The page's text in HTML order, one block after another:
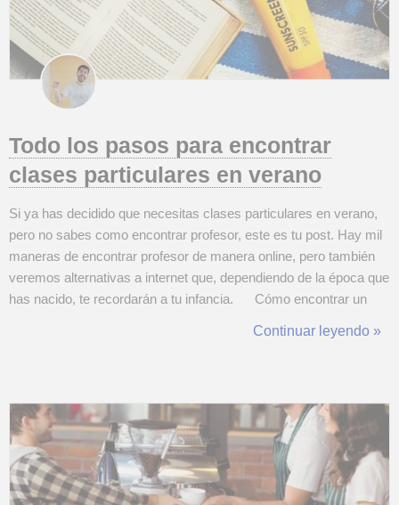
Todo los pasos para encontrar
clases particulares en verano
Si ya has decidido que necesitas clases particulares en verano,
pero no sabes como encontrar profesor, este es tu post. Hay mil
maneras de encontrar profesor de manera online, pero también
veremos alternativas a internet que, dependiendo de la época que
has nacido, te recordarán a tu infancia. Cómo encontrar un
Continuar leyendo »